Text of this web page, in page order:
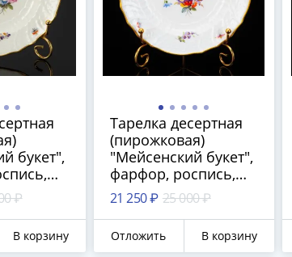
букет",
₽
В корзину
Тарелка десертная
(пирожковая)
"Мейсенский букет",
фарфор, роспись,
золочение, Meissen
(Мейсенский
фарфор), Германия,
1910-1940 гг.
21 250 ₽ 25 000 ₽
Отложить В корзину